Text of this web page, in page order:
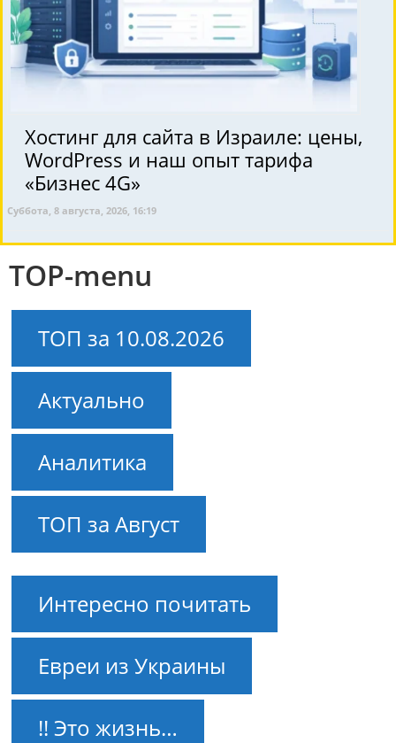
Хостинг для сайта в Израиле: цены,
WordPress и наш опыт тарифа
«Бизнес 4G»
Суббота, 8 августа, 2026, 16:19
TOP-menu
ТОП за 10.08.2026
Актуально
Аналитика
ТОП за Август
Интересно почитать
Евреи из Украины
!! Это жизнь…